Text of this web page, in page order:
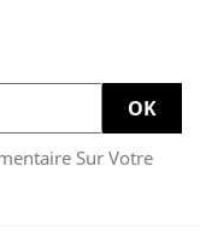
Sur Votre